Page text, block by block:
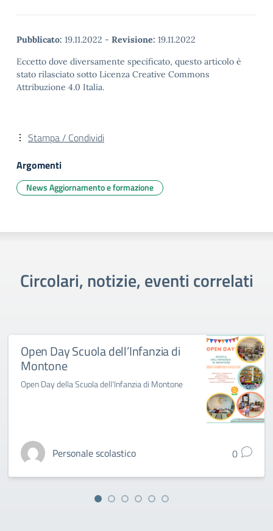
Pubblicato: 19.11.2022 - Revisione: 19.11.2022
Eccetto dove diversamente specificato, questo articolo è
stato rilasciato sotto Licenza Creative Commons
Attribuzione 4.0 Italia.
Stampa / Condividi
Argomenti
News Aggiornamento e formazione
Circolari, notizie, eventi correlati
Open Day Scuola dell’Infanzia di
Montone
Open Day della Scuola dell'Infanzia di Montone
Personale scolastico 0